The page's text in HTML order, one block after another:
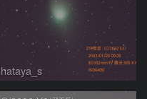
hataya_s